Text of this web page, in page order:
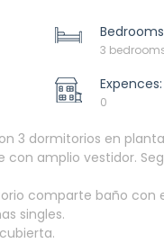
3
Expences:
0
3 dormitorios en
con amplio vestidor.
comparte baño con
singles.